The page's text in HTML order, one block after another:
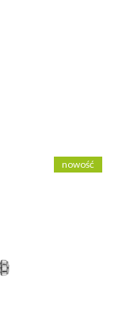
nowość